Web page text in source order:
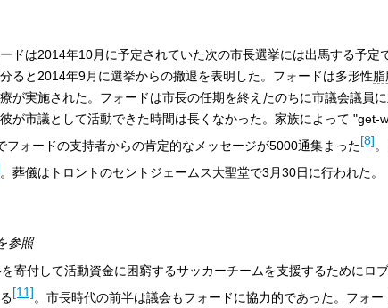
ドは2014年10月に予定されていた次の市長選挙には出馬する予定
ると2014年9月に選挙からの撤退を表明した。フォードは多形性
が実施された。フォードは市長の任期を終えたのちに市議会議員
が市議として活動できた時間は長くなかった。家族によって "get-
ォードの支持者からの肯定的なメッセージが5000通集まった[8]
。葬儀はトロントのセントジェームス大聖堂で3月30日に行われた。
参照
寄付して活動資金に困窮するサッカーチームを支援するためにロ
[11]。市長時代の前半は議会もフォードに協力的であった。フォー